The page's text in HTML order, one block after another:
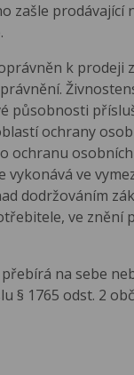
zašle prodávající
k prodeji
působnosti
ochrany
ochranu osobních
vykonává ve
dodržováním
ve znění
na sebe
§ 1765 odst. 2